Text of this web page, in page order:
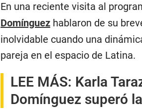
En una reciente visita al
Domínguezhablaron de su
inolvidable cuando una
pareja en el espacio de Latina.
LEE MÁS: Karla
Domínguez superó